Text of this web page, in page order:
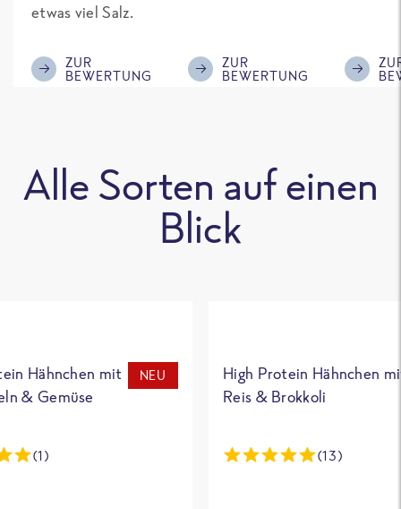
etwas viel Salz.
ZUR
BEWERTUNG
ZUR
BEWERTUNG
Alle Sorten auf einen
Blick
Hähnchen mit
& Gemüse
NEU
(1)
High Protein Hähnchen
Reis & Brokkoli
(13)